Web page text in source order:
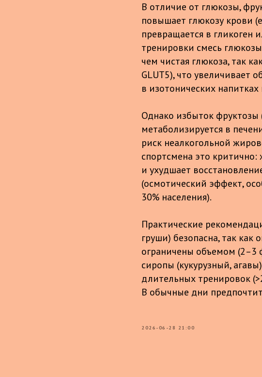
В отличие от глюкозы,
повышает глюкозу крови
превращается в гликоген
тренировки смесь
чем чистая глюкоза, так
GLUT5), что увеличивает
в изотонических
Однако избыток фруктозы
метаболизируется в
риск неалкогольной
спортсмена это критично:
и ухудшает
(осмотический эффект,
30% населения).
Практические
груши) безопасна, так
ограничены объемом (2–3
сиропы (кукурузный,
длительных тренировок
В обычные дни
2026-06-28 21:00